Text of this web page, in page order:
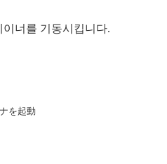
이너를 기동시킵니다.
を起動